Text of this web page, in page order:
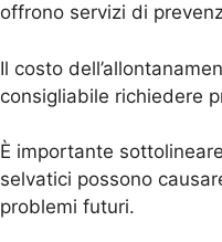
offrono servizi di
Il costo
consigliabile richiedere
È importante
selvatici possono
problemi futuri.